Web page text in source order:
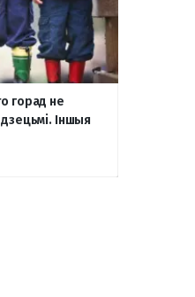
горад не
Іншыя